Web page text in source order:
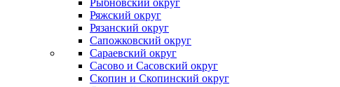
Рыбновский округ
Ряжский округ
Рязанский округ
Сапожковский округ
Сараевский округ
Сасово и Сасовский округ
Скопин и Скопинский округ